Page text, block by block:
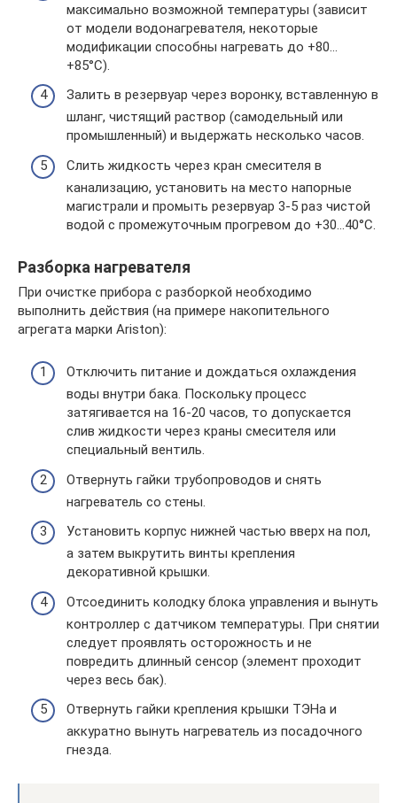
максимально возможной температуры (зависит
от модели водонагревателя, некоторые
модификации способны нагревать до +80…
+85°С).
Залить в резервуар через воронку, вставленную в
шланг, чистящий раствор (самодельный или
промышленный) и выдержать несколько часов.
Слить жидкость через кран смесителя в
канализацию, установить на место напорные
магистрали и промыть резервуар 3-5 раз чистой
водой с промежуточным прогревом до +30…40°С.
Разборка нагревателя
При очистке прибора с разборкой необходимо
выполнить действия (на примере накопительного
агрегата марки Ariston):
Отключить питание и дождаться охлаждения
воды внутри бака. Поскольку процесс
затягивается на 16-20 часов, то допускается
слив жидкости через краны смесителя или
специальный вентиль.
Отвернуть гайки трубопроводов и снять
нагреватель со стены.
Установить корпус нижней частью вверх на пол,
а затем выкрутить винты крепления
декоративной крышки.
Отсоединить колодку блока управления и вынуть
контроллер с датчиком температуры. При снятии
следует проявлять осторожность и не
повредить длинный сенсор (элемент проходит
через весь бак).
Отвернуть гайки крепления крышки ТЭНа и
аккуратно вынуть нагреватель из посадочного
гнезда.